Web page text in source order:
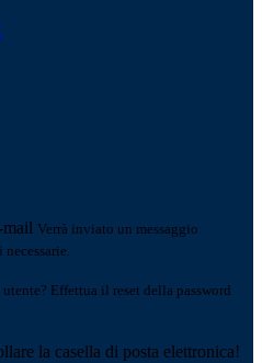
mail Verrà inviato un messaggio
Effettua il reset della password
la casella di posta elettronica!